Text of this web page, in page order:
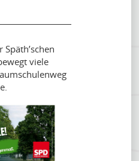
viele